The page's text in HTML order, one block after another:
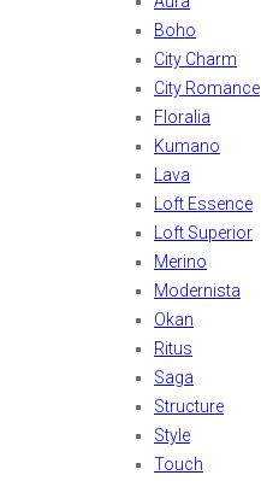
Boho
City Charm
City Romance
Floralia
Kumano
Lava
Loft Essence
Loft Superior
Merino
Modernista
Okan
Ritus
Saga
Structure
Style
Touch